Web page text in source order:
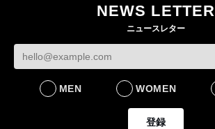
ケットなど7型を発売
FASHION
FASHION
NEWS LETTER
ニュースレター
MEN WOMEN
登録